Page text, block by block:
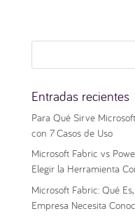
Entradas recientes
Para Qué Sirve
con 7 Casos de Uso
Microsoft Fabric vs
Elegir la Herramienta
Microsoft Fabric: Qué
Empresa Necesita